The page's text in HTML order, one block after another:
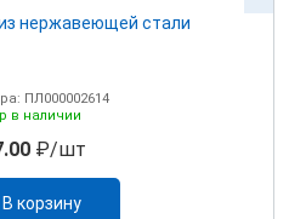
нержавеющей стали
ПЛ000002614
в наличии
₽/шт
В корзину